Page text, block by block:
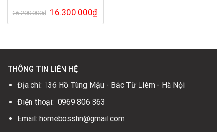
36.200.000₫ Giá
gốc
là:
16.300.000₫Giá
hiện
tại
THÔNG TIN LIÊN HỆ
Địa chỉ: 136 Hồ Tùng Mậu - Bắc Từ Liêm - Hà Nội
Điện thoại: 0969 806 863
Email: homebosshn@gmail.com